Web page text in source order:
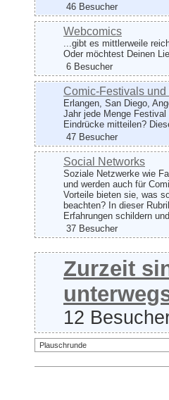
46 Besucher
Webcomics
...gibt es mittlerweile
Oder möchtest Deinen
6 Besucher
Comic-Festivals und
Erlangen, San Diego,
Jahr jede Menge
Eindrücke mitteilen?
47 Besucher
Social Networks
Soziale Netzwerke wie
und werden auch für
Vorteile bieten sie, was
beachten? In dieser
Erfahrungen schildern
37 Besucher
Zurzeit
12